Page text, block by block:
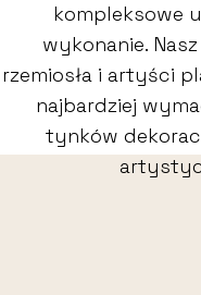
kompleksowe
wykonanie.
rzemiosła i artyści
najbardziej
tynków